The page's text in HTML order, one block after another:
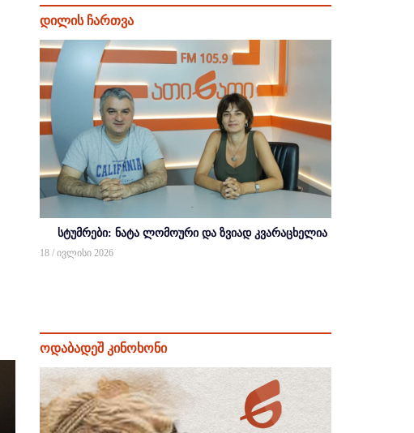
დილის ჩართვა
სტუმრები: ნატა ლომოური და ზვიად კვარაცხელია
18 / ივლისი 2026
ოდაბადეშ კინოხონი